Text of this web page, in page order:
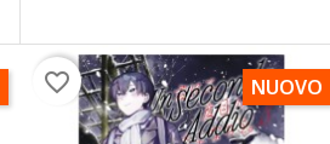
NUOVO
favorite_border